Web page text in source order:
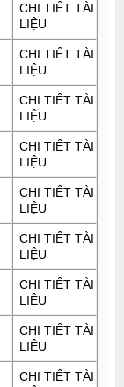
CHI TIẾT TÀI
LIỆU
CHI TIẾT TÀI
LIỆU
CHI TIẾT TÀI
LIỆU
CHI TIẾT TÀI
LIỆU
CHI TIẾT TÀI
LIỆU
CHI TIẾT TÀI
LIỆU
CHI TIẾT TÀI
LIỆU
CHI TIẾT TÀI
LIỆU
CHI TIẾT TÀI